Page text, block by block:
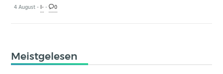
4 August - I-- 0
Meistgelesen